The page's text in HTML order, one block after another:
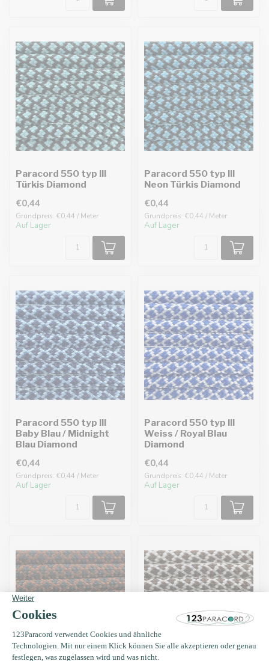
Paracord 550 typ III
Türkis Diamond
€0,44
Grundpreis: €0,44 / Meter
Auf Lager
Paracord 550 typ III
Neon Türkis Diamond
€0,44
Grundpreis: €0,44 / Meter
Auf Lager
Paracord 550 typ III
Baby Blau / Midnight
Blau Diamond
€0,44
Grundpreis: €0,44 / Meter
Auf Lager
Paracord 550 typ III
Weiss / Royal Blau
Diamond
€0,44
Grundpreis: €0,44 / Meter
Auf Lager